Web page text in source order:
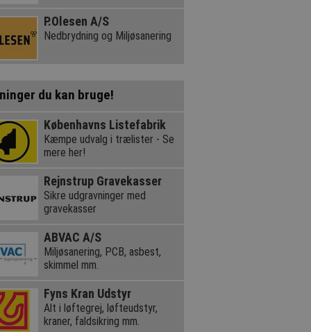
P.Olesen A/S
Nedbrydning og Miljøsanering
du kan bruge!
Københavns Listefabrik
Kæmpe udvalg i trælister - Se
mere her!
Rejnstrup Gravekasser
Sikre udgravninger med
gravekasser
ABVAC A/S
Miljøsanering, PCB, asbest,
skimmel mm.
Fyns Kran Udstyr
Alt i løftegrej, løfteudstyr,
kraner, faldsikring mm.